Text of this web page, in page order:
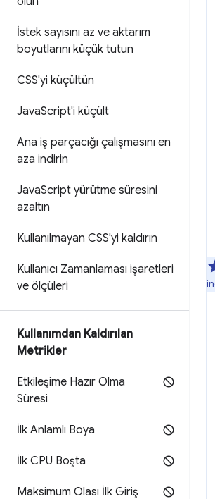
İstek sayısını az ve aktarım
boyutlarını küçük tutun
CSS'yi küçültün
JavaScript'i küçült
Ana iş parçacığı çalışmasını en
aza indirin
JavaScript yürütme süresini
azaltın
Kullanılmayan CSS'yi kaldırın
Kullanıcı Zamanlaması işaretleri
ve ölçüleri
Kullanımdan Kaldırılan
Metrikler
Etkileşime Hazır Olma
Süresi
İlk Anlamlı Boya
İlk CPU Boşta
Maksimum Olası İlk Giriş